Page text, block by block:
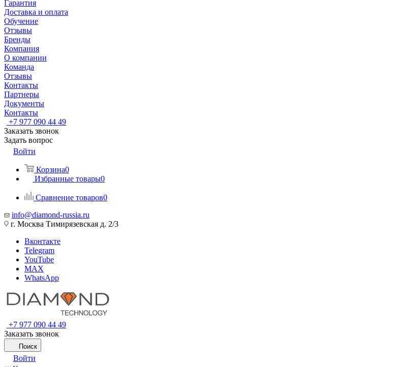
Гарантия
Доставка и оплата
Обучение
Отзывы
Бренды
Компания
О компании
Команда
Отзывы
Контакты
Партнеры
Документы
Контакты
+7 977 090 44 49
Заказать звонок
Задать вопрос
Войти
Корзина0
Избранные товары0
Сравнение товаров0
info@diamond-russia.ru
г. Москва Тимирязевская д. 2/3
Вконтакте
Telegram
YouTube
MAX
WhatsApp
+7 977 090 44 49
Заказать звонок
Поиск
Войти